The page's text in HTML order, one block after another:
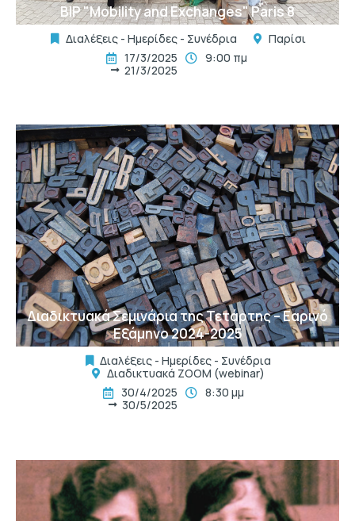
BIP "Mobility and Exchanges" Paris 8
Διαλέξεις - Ημερίδες - Συνέδρια
Παρίσι
17/3/2025
21/3/2025
9:00 πμ
t
Διαδικτυακά Σεμινάρια της Τετάρτης – Εαρινό
Εξάμηνο 2024-2025
Διαλέξεις - Ημερίδες - Συνέδρια
Διαδικτυακά ΖΟΟΜ (webinar)
30/4/2025
30/5/2025
8:30 μμ